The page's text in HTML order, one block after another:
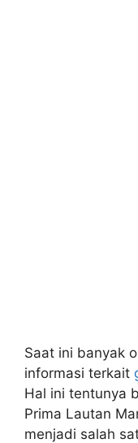
Saat ini banyak
informasi terkait
Hal ini tentunya
Prima Lautan
menjadi salah